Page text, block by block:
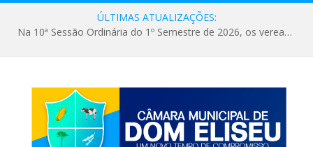
ÚLTIMAS ATUALIZAÇÕES:
Na 10ª Sessão Ordinária do 1º Semestre de 2026, os vereadores receberam a nova comandante do 51º Batalhão de Polícia Militar, a Major Alessandra Lopes Leal Bandeira. A visita institucional proporcionou a apresentação da oficial aos parlamentares e reforçou o compromisso de cooperação entre a Polícia Militar e o Poder Legislativo em prol da segurança da população.